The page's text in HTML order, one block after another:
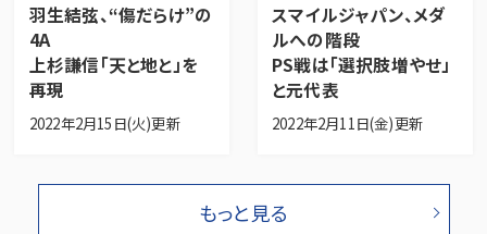
羽生結弦、“傷だらけ”の
4A
上杉謙信「天と地と」を
再現
2022年2月15日(火)更新
スマイルジャパン、メダ
ルへの階段
PS戦は「選択肢増やせ」
と元代表
2022年2月11日(金)更新
もっと見る